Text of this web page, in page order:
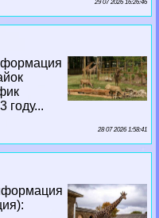
29 07 2026 16:26:46
году...
28 07 2026 1:58:41